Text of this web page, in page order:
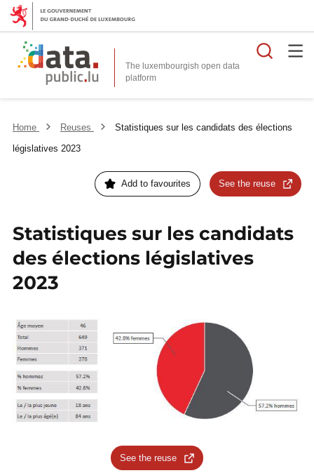
The luxembourgish open data
platform
Home Reuses
Statistiques sur les candidats des élections
législatives 2023
Add to favourites See the reuse
Statistiques sur les candidats
des élections législatives
2023
See the reuse